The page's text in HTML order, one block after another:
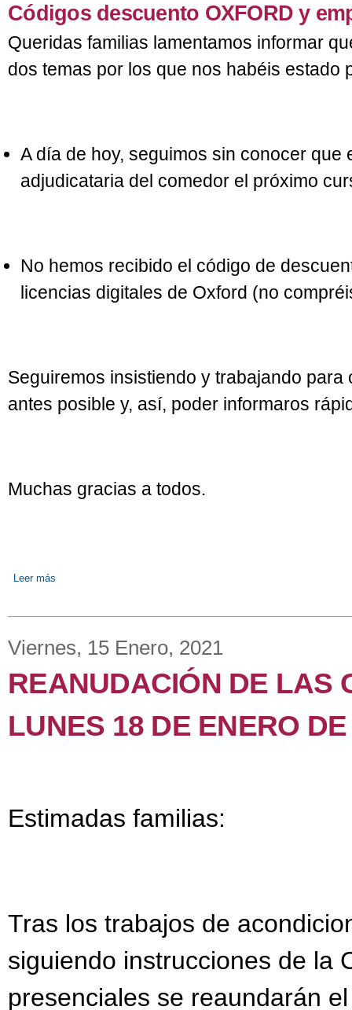
Códigos descuento OXFORD y
Queridas familias lamentamos informar
dos temas por los que nos habéis estado
A día de hoy, seguimos sin conocer que
adjudicataria del comedor el próximo
No hemos recibido el código de
licencias digitales de Oxford (no
Seguiremos insistiendo y trabajando
antes posible y, así, poder informaros
Muchas gracias a todos.
Leer más
Viernes, 15 Enero, 2021
REANUDACIÓN DE LAS
LUNES 18 DE ENERO
Estimadas familias:
Tras los trabajos de
siguiendo instrucciones de la
presenciales se reaundarán